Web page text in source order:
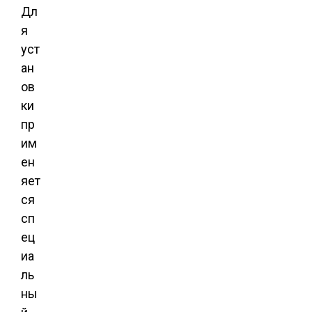
Дл
я
уст
ан
ов
ки
пр
им
ен
яет
ся
сп
ец
иа
ль
ны